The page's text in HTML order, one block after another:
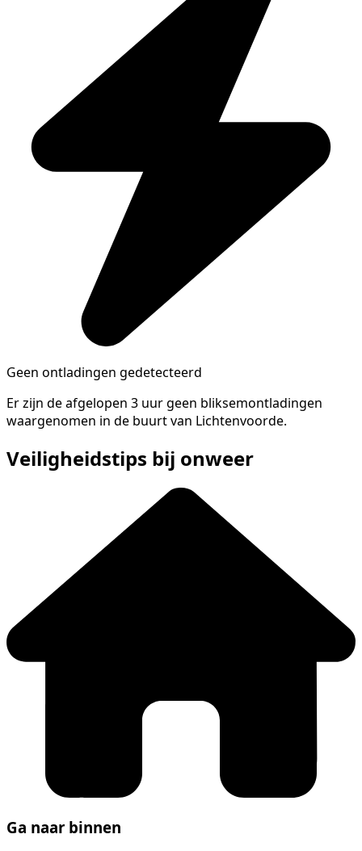
Geen ontladingen gedetecteerd
Er zijn de afgelopen 3 uur geen bliksemontladingen
waargenomen in de buurt van Lichtenvoorde.
Veiligheidstips bij onweer
Ga naar binnen